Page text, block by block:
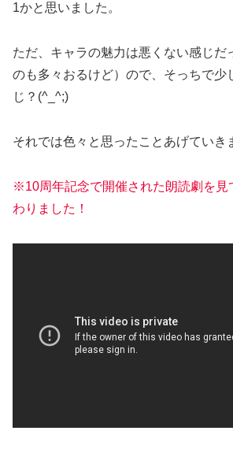
1かと思いました。
ただ、キャラの魅力は悪くない感じだ
のも多々おるけど）ので、そっちで少
じ？(^_^;)
それでは色々と思ったことあげていき
※10周年記念で開催された朗読劇を見
わりました！